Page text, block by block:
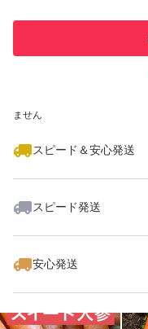
ません
スピード＆安心発送
スピード発送
安心発送